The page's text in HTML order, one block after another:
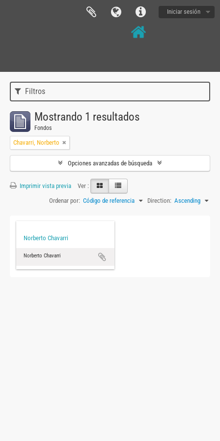
Iniciar sesión
Filtros
Mostrando 1 resultados
Fondos
Chavarri, Norberto
Opciones avanzadas de búsqueda
Imprimir vista previa
Ver :
Ordenar por: Código de referencia Direction: Ascending
Norberto Chavarri
Norberto Chavarri